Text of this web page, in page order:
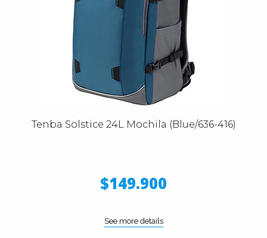
Tenba Solstice 24L Mochila (Blue/636-416)
$149.900
See more details